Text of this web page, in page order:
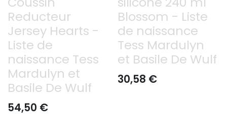
Reducteur
Jersey Hearts -
Liste de
naissance Tess
Mardulyn et
Basile De Wulf
54,50 €
Blossom - Liste
de naissance
Tess Mardulyn
et Basile De Wulf
30,58 €